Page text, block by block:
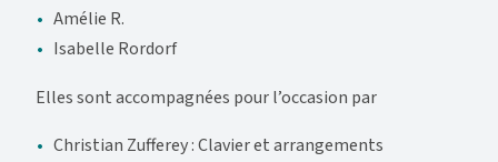
Amélie R.
Isabelle Rordorf
Elles sont accompagnées pour l’occasion par
Christian Zufferey : Clavier et arrangements